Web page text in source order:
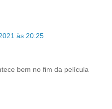
às 20:25
bem no fim da película